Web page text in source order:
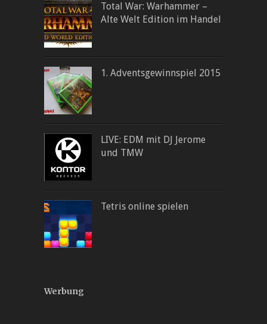
Total War: Warhammer –
Alte Welt Edition im Handel
1. Adventsgewinnspiel 2015
LIVE: EDM mit DJ Jerome
und TMW
Tetris online spielen
Werbung